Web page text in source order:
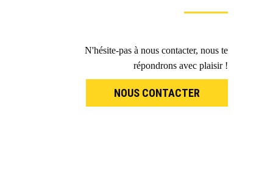
N'hésite-pas à nous contacter, nous te
répondrons avec plaisir !
NOUS CONTACTER